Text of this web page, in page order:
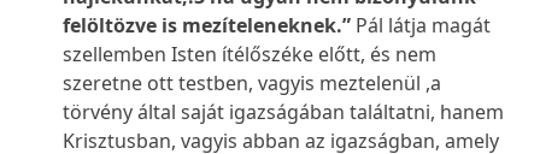
felöltözve is mezíteleneknek.” Pál látja magát
szellemben Isten ítélőszéke előtt, és nem
szeretne ott testben, vagyis meztelenül ,a
törvény által saját igazságában találtatni, hanem
Krisztusban, vagyis abban az igazságban, amely